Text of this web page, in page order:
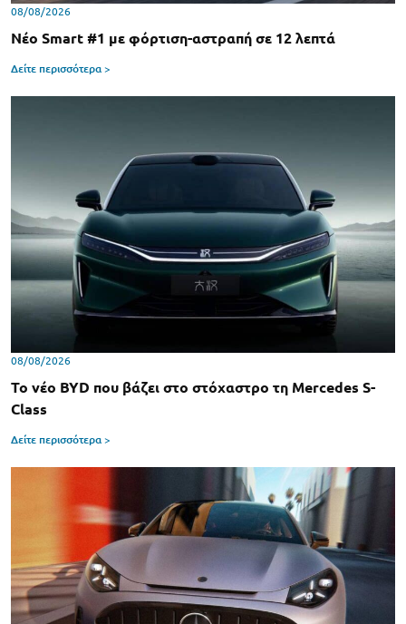
08/08/2026
Νέο Smart #1 με φόρτιση-αστραπή σε 12 λεπτά
Δείτε περισσότερα >
08/08/2026
Το νέο BYD που βάζει στο στόχαστρο τη Mercedes S-
Class
Δείτε περισσότερα >